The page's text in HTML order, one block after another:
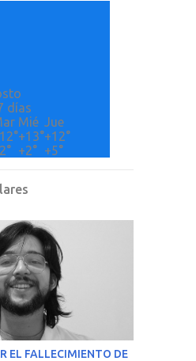
días
Mié Jue
12°+13°+12°
2° +2° +5°
EL FALLECIMIENTO DE